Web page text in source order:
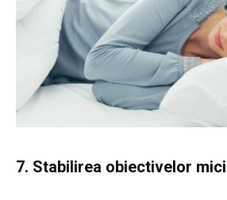
7. Stabilirea obiectivelor mici